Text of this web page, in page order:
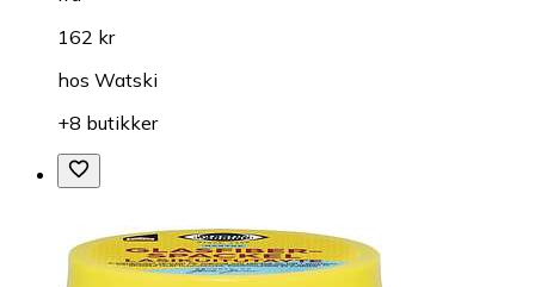
162 kr
hos Watski
+8 butikker